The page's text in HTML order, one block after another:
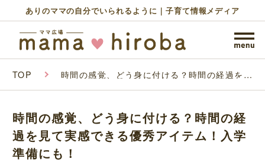
ありのママの自分でいられるように｜子育て情報メディア
TOP 時間の感覚、どう身に付ける？時間の経過を見
時間の感覚、どう身に付ける？時間の経
過を見て実感できる優秀アイテム！入学
準備にも！